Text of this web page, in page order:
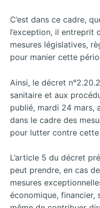
C’est dans ce cadre,
l’exception, il entreprit
mesures législatives,
pour manier cette
Ainsi, le décret
sanitaire et aux
publié, mardi 24 mars,
dans le cadre des
pour lutter contre cette
L’article 5 du décret
peut prendre, en cas
mesures
économique, financier,